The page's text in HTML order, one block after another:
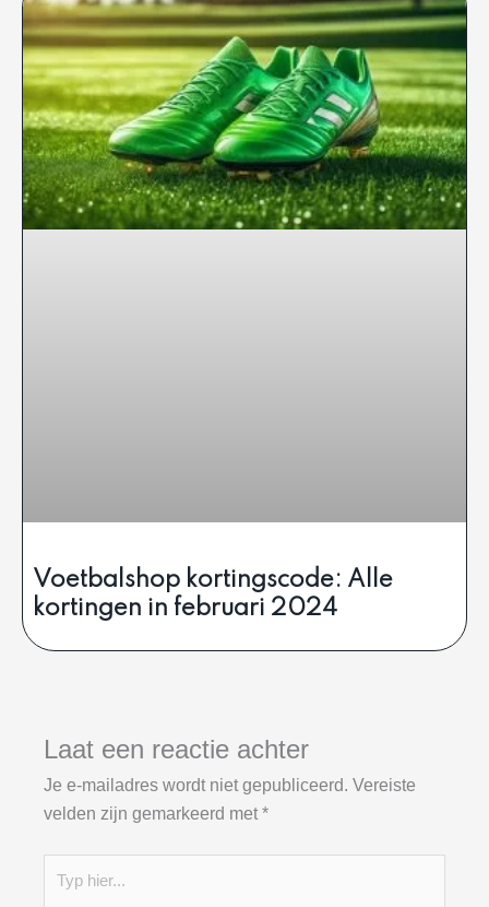
Voetbalshop kortingscode: Alle
kortingen in februari 2024
Laat een reactie achter
Je e-mailadres wordt niet gepubliceerd. Vereiste
velden zijn gemarkeerd met *
hier...